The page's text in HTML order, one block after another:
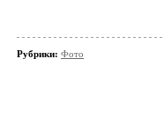
Рубрики: Фото